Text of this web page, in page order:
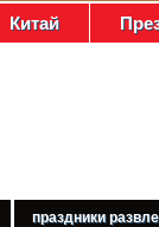
Китай
праздники